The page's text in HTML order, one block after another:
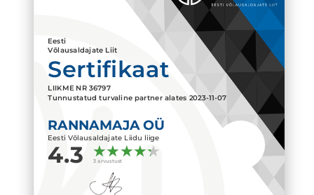
Eesti
Võlausaldajate Liit
Sertifikaat
LIIKME NR 36797
Tunnustatud turvaline partner alates 2023-11-07
RANNAMAJA OÜ
Eesti Võlausaldajate Liidu liige
4.3 3 arvustust